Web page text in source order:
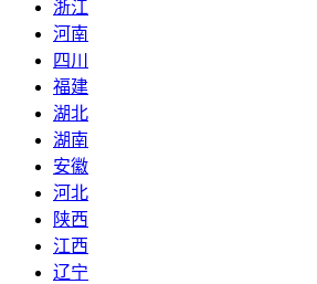
浙江
河南
四川
福建
湖北
湖南
安徽
河北
陕西
江西
辽宁